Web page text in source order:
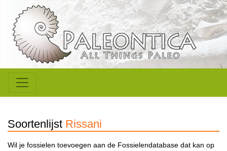
Soortenlijst Rissani
Wil je fossielen toevoegen aan de Fossielendatabase dat kan op